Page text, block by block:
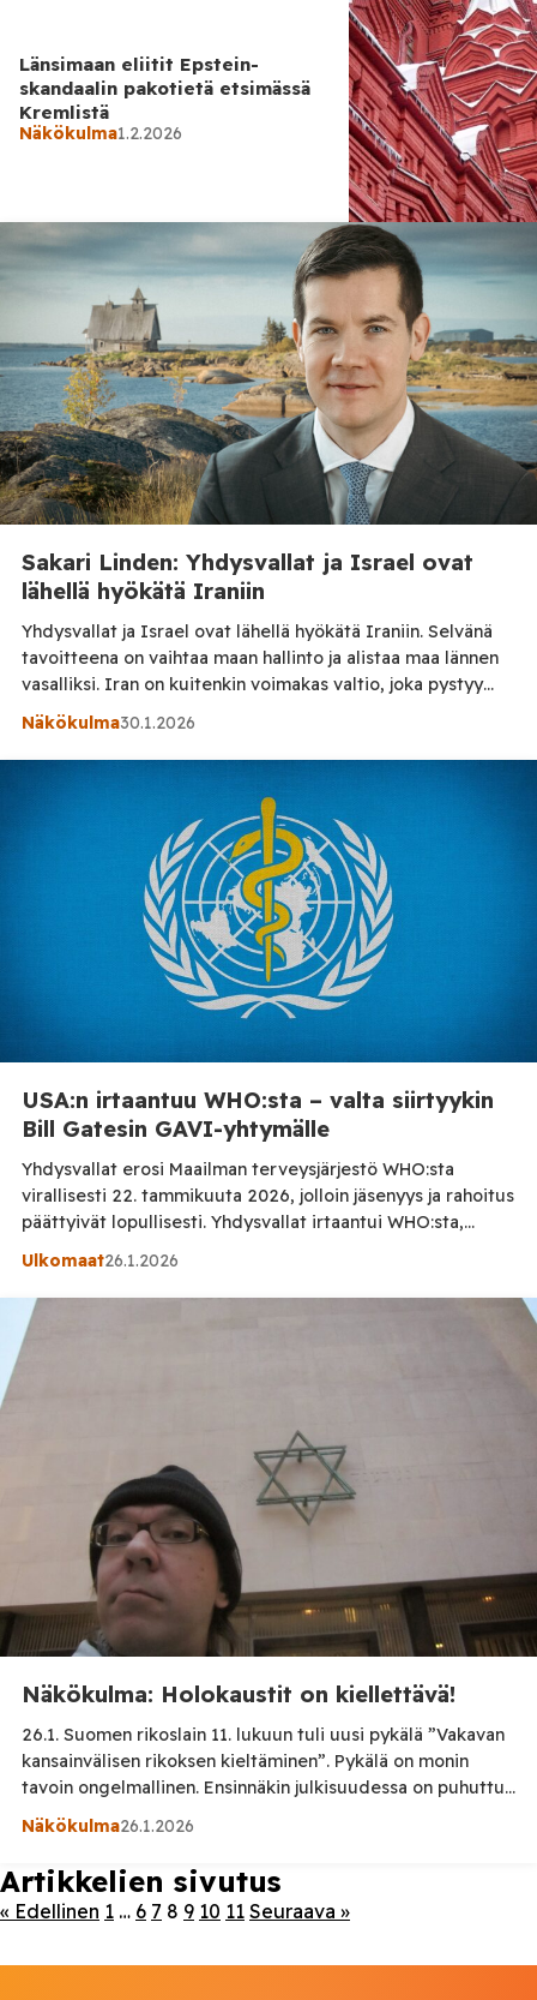
Länsimaan eliitit Epstein-
skandaalin pakotietä etsimässä
Kremlistä
Näkökulma1.2.2026
Näkökulma 31.1.2026
Demokratian puolesta täytyy
jatkuvasti taistella
Sakari Linden: Yhdysvallat ja Israel ovat
lähellä hyökätä Iraniin
Yhdysvallat ja Israel ovat lähellä hyökätä Iraniin. Selvänä
tavoitteena on vaihtaa maan hallinto ja alistaa maa lännen
vasalliksi. Iran on kuitenkin voimakas valtio, joka pystyy
iskemään takaisin. Lisäksi se on täysjäsen BRICS:ssä ja
ovat pyrkineet perustelemaan hyökkäystään monin tavoin.
Perusteet ovat muuttuneet koko ajan. Välillä hyökkäyksen
Näkökulma30.1.2026
USA:n irtaantuu WHO:sta – valta siirtyykin
Bill Gatesin GAVI-yhtymälle
Yhdysvallat erosi Maailman terveysjärjestö WHO:sta
virallisesti 22. tammikuuta 2026, jolloin jäsenyys ja rahoitus
päättyivät lopullisesti. Yhdysvallat irtaantui WHO:sta,
koska Trumpin hallinnon mukaan WHO epäonnistui COVID-
toimi politisoituneesti ja Yhdysvaltojen etuja vastaan sekä
muuttui tehottomaksi ja vastuuttomaksi byrokratiaksi.
Irtaantumista perusteltiin hallituksen tiedotteessa
Ulkomaat26.1.2026
Näkökulma: Holokaustit on kiellettävä!
26.1. Suomen rikoslain 11. lukuun tuli uusi pykälä ”Vakavan
kansainvälisen rikoksen kieltäminen”. Pykälä on monin
tavoin ongelmallinen. Ensinnäkin julkisuudessa on puhuttu
”holokaustin kieltämisestä”. Verbillä ”kieltää” on kaksi
”kiistää”. Joukkotuhonnat, rikokset ihmisyyttä vastaan,
hyökkäysrikokset ja sotarikokset on syytäkin kieltää.
Esimerkiksi sellaiset kuin WHO:n johdolla toteutettu
Näkökulma26.1.2026
Artikkelien sivutus
« Edellinen 1 … 6 7 8 9 10 11 Seuraava »